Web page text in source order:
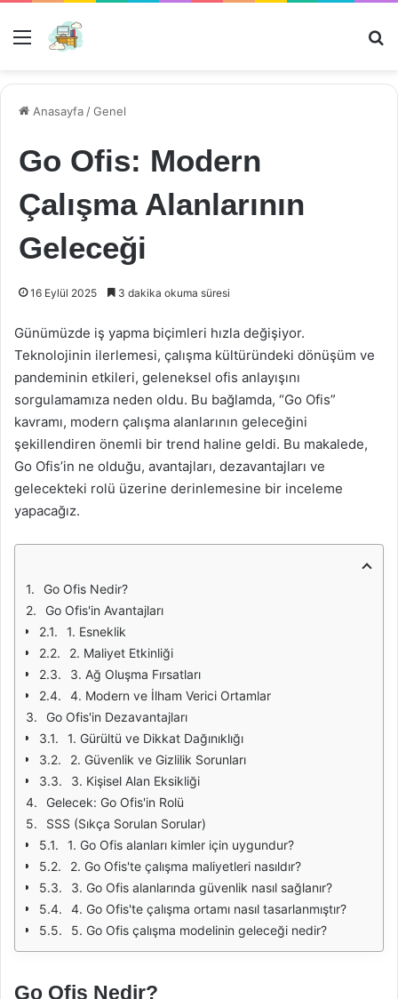
Menü
Anasayfa /Genel
Go Ofis: Modern
Çalışma Alanlarının
Geleceği
16 Eylül 2025 3 dakika okuma süresi
Günümüzde iş yapma biçimleri hızla değişiyor.
Teknolojinin ilerlemesi, çalışma kültüründeki dönüşüm ve
pandeminin etkileri, geleneksel ofis anlayışını
sorgulamamıza neden oldu. Bu bağlamda, “Go Ofis”
kavramı, modern çalışma alanlarının geleceğini
şekillendiren önemli bir trend haline geldi. Bu makalede,
Go Ofis’in ne olduğu, avantajları, dezavantajları ve
gelecekteki rolü üzerine derinlemesine bir inceleme
yapacağız.
Go Ofis Nedir?
Go Ofis'in Avantajları
1. Esneklik
2. Maliyet Etkinliği
3. Ağ Oluşma Fırsatları
4. Modern ve İlham Verici Ortamlar
Go Ofis'in Dezavantajları
1. Gürültü ve Dikkat Dağınıklığı
2. Güvenlik ve Gizlilik Sorunları
3. Kişisel Alan Eksikliği
Gelecek: Go Ofis'in Rolü
SSS (Sıkça Sorulan Sorular)
1. Go Ofis alanları kimler için uygundur?
2. Go Ofis'te çalışma maliyetleri nasıldır?
3. Go Ofis alanlarında güvenlik nasıl sağlanır?
4. Go Ofis'te çalışma ortamı nasıl tasarlanmıştır?
5. Go Ofis çalışma modelinin geleceği nedir?
Go Ofis Nedir?